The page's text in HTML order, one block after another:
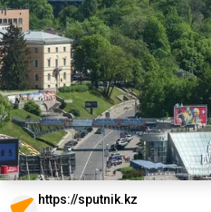
https://sputnik.kz